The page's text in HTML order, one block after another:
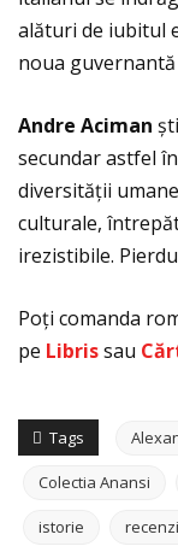
alături de iubitul
noua
Andre Aciman
secundar astfel
diversităţii
culturale,
irezistibile.
Poţi comanda
pe Librissau Că
Tags
Colectia Anansi
istorie